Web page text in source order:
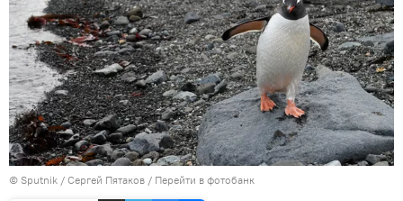
© Sputnik / Сергей Пятаков / Перейти в фотобанк